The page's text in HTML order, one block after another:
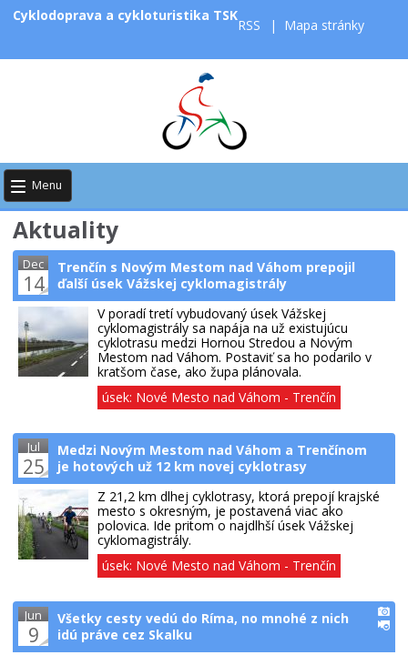
Cyklodoprava a cykloturistika TSK
RSS | Mapa stránky
Menu
Aktuality
Dec
14
Trenčín s Novým Mestom nad Váhom prepojil
ďalší úsek Vážskej cyklomagistrály
V poradí tretí vybudovaný úsek Vážskej
cyklomagistrály sa napája na už existujúcu
cyklotrasu medzi Hornou Stredou a Novým
Mestom nad Váhom. Postaviť sa ho podarilo v
kratšom čase, ako župa plánovala.
úsek: Nové Mesto nad Váhom - Trenčín
Jul
25
Medzi Novým Mestom nad Váhom a Trenčínom
je hotových už 12 km novej cyklotrasy
Z 21,2 km dlhej cyklotrasy, ktorá prepojí krajské
mesto s okresným, je postavená viac ako
polovica. Ide pritom o najdlhší úsek Vážskej
cyklomagistrály.
úsek: Nové Mesto nad Váhom - Trenčín
Jun
9
Všetky cesty vedú do Ríma, no mnohé z nich
idú práve cez Skalku